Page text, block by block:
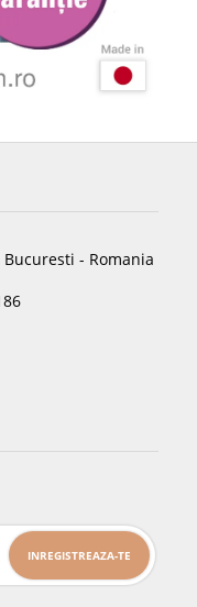
Bucuresti - Romania